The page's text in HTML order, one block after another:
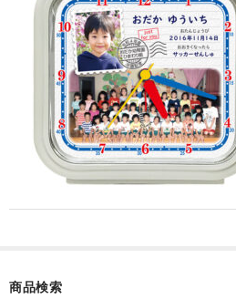
目覚まし時計(集合＋個別)
メロディ時計(集合)
音声時計(集合)
目覚まし時計(個別)
お絵かきギャラリープラス(絵＋個別)
制服メモリー
商品検索